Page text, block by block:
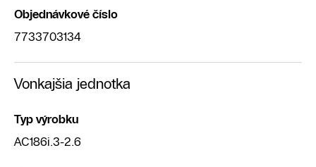
Objednávkové číslo
7733703134
Vonkajšia jednotka
Typ výrobku
AC186i.3-2.6